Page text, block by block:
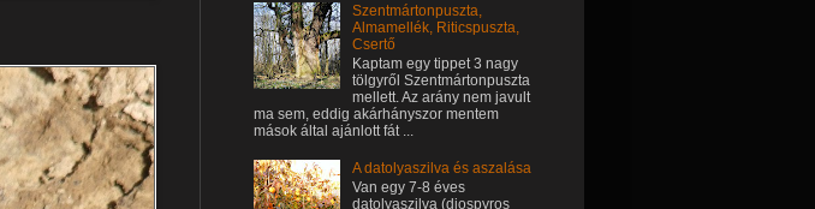
Szentmártonpuszta,
Almamellék, Riticspuszta,
Csertő
Kaptam egy tippet 3 nagy
tölgyről Szentmártonpuszta
mellett. Az arány nem javult
ma sem, eddig akárhányszor mentem
mások által ajánlott fát ...
A datolyaszilva és aszalása
Van egy 7-8 éves
datolyaszilva (diospyros